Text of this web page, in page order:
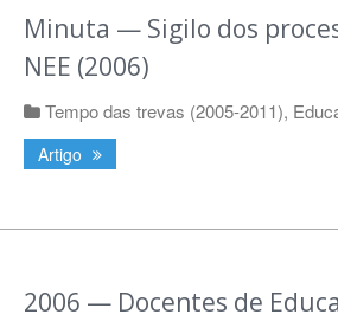
Minuta — Sigilo dos
NEE (2006)
Tempo das trevas (2005-2011),
Artigo
2006 — Docentes de